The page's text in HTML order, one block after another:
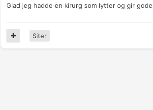
Glad jeg hadde en kirurg som lytter og gir
Siter